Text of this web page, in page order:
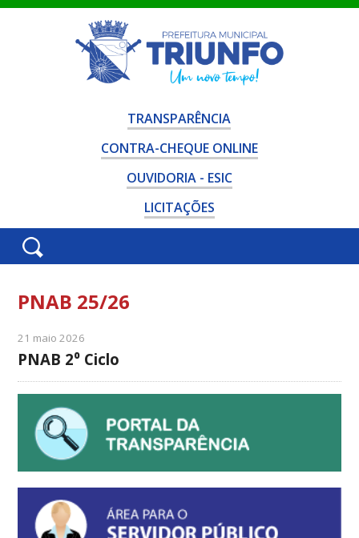
TRANSPARÊNCIA
CONTRA-CHEQUE ONLINE
OUVIDORIA - ESIC
LICITAÇÕES
PNAB 25/26
21 maio 2026
PNAB 2⁰ Ciclo